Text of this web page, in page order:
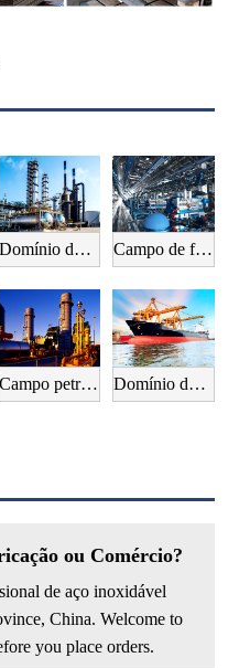
Domínio da indústria química Campo de fabrico mecânico
Campo petrolífero Domínio da construção naval
ou Comércio?
de aço inoxidável
China. Welcome to
you place orders.